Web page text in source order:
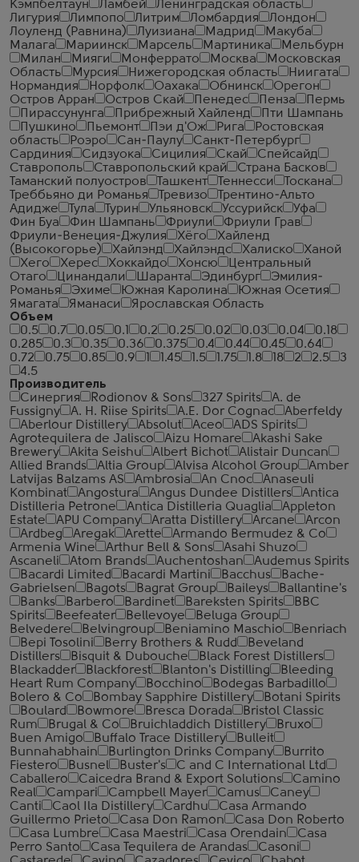
Кэмпбелтаун
Ламбей
Ленинградская область
Лигурия
Лимпопо Литрим Ломбардия
Лондон
Лоуленд (Равнина)
Луизиана Мадрид
Макуба
Малага
Мариинск Марсель Мартиника
Мельбурн
Милан
Мияги Монферрато Москва
Московская
Область
Мурсия Нижегородская область
Ниигата
Нормандия
Норфолк Оахака Обнинск
Орегон
Остров Арран
Остров Скай Пенедес Пенза
Пермь
Пирассунунга
Прибрежный Хайленд
Пти Шампань
Пушкино
Пьемонт Пэи д'Ож Рига
Ростовская
область
Роэро Сан-Паулу
Санкт-Петербург
Сардиния
Сидзуока Сицилия Скай
Спейсайд
Ставрополь
Ставропольский край
Страна Басков
Таманский полуостров
Ташкент Теннесси
Тоскана
Треббьяно ди Романья
Тревизо
Трентино-Альто
Адидже
Тула Турин Ульяновск Уссурийск
Уфа
Фин Буа
Фин Шампань Фриули
Фриули Грав
Фриули-Венеция-Джулия
Хёго
Хайленд
(Высокогорье)
Хайлэнд Хайлэндс Халиско
Ханой
Хего
Херес Хоккайдо Хонсю
Центральный
Отаго
Цинандали Шаранта Эдинбург
Эмилия-
Романья
Эхиме Южная Каролина
Южная Осетия
Ямагата
Яманаси
Ярославская Область
Объем
0.5
0.7 0.05 0.1 0.2 0.25 0.02 0.03 0.04
0.18
0.285
0.3 0.35 0.36 0.375 0.4 0.44 0.45
0.64
0.72
0.75 0.85 0.9 1.45 1.5 1.75 1.8 18 2 2.5
3
4.5
Производитель
Синергия
Rodionov & Sons 327 Spirits
A. de
Fussigny
A. H. Riise Spirits A.E. Dor Cognac
Aberfeldy
Aberlour Distillery
Absolut Aceo
ADS Spirits
Agrotequilera de Jalisco
Aizu Homare
Akashi Sake
Brewery
Akita Seishu Albert Bichot
Alistair Duncan
Allied Brands
Altia Group Alvisa Alcohol Group
Amber
Latvijas Balzams AS
Ambrosia An Cnoc
Anaseuli
Kombinat
Angostura Angus Dundee Distillers
Antica
Distilleria Petrone
Antica Distilleria Quaglia
Appleton
Estate
APU Company Aratta Distillery Arcane
Arcon
Ardbeg
Aregak Arette
Armando Bermudez & Co
Armenia Wine
Arthur Bell & Sons
Asahi Shuzo
Ascaneli
Atom Brands Auchentoshan
Audemus Spirits
Bacardi Limited
Bacardi Martini Bacchus
Bache-
Gabrielsen
Bagots Bagrat Group Baileys
Ballantine's
Banks
Barbero Bardinet Bareksten Spirits
BBC
Spirits
Beefeater Bellevoye
Beluga Group
Belvedere
Belvingroup Beniamino Maschio
Benriach
Bepi Tosolini
Berry Brothers & Rudd
Beveland
Distillers
Bisquit & Dubouche
Black Forest Distillers
Blackadder
Blackforest Blanton's Distilling
Bleeding
Heart Rum Company
Bocchino
Bodegas Barbadillo
Bolero & Co
Bombay Sapphire Distillery
Botani Spirits
Boulard
Bowmore Bresca Dorada
Bristol Classic
Rum
Brugal & Co Bruichladdich Distillery
Bruxo
Buen Amigo
Buffalo Trace Distillery
Bulleit
Bunnahabhain
Burlington Drinks Company
Burrito
Fiestero
Busnel Buster's
C and C International Ltd
Caballero
Caicedra Brand & Export Solutions
Camino
Real
Campari Campbell Mayer Camus
Caney
Canti
Caol Ila Distillery Cardhu
Casa Armando
Guillermo Prieto
Casa Don Ramon
Casa Don Roberto
Casa Lumbre
Casa Maestri Casa Orendain
Casa
Perro Santo
Casa Tequilera de Arandas
Casoni